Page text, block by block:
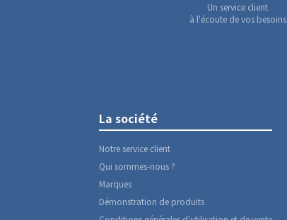
Un service client
à l'écoute de vos besoins
La société
Notre service client
Qui sommes-nous ?
Marques
Démonstration de produits